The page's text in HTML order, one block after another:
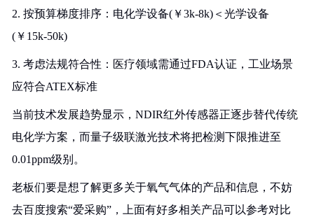
2. 按预算梯度排序：电化学设备(￥3k-8k)＜光学设备
(￥15k-50k)
3. 考虑法规符合性：医疗领域需通过FDA认证，工业场景
应符合ATEX标准
当前技术发展趋势显示，NDIR红外传感器正逐步替代传统
电化学方案，而量子级联激光技术将把检测下限推进至
0.01ppm级别。
老板们要是想了解更多关于氧气气体的产品和信息，不妨
去百度搜索“爱采购”，上面有好多相关产品可以参考对比